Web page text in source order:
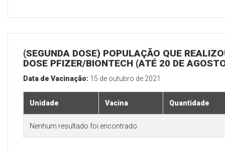
(SEGUNDA DOSE) POPULAÇÃO QUE
DOSE PFIZER/BIONTECH (ATÉ 20 DE
Data de Vacinação: 15 de outubro de 2021
Unidade Vacina Quantidade
Nenhum resultado foi encontrado.